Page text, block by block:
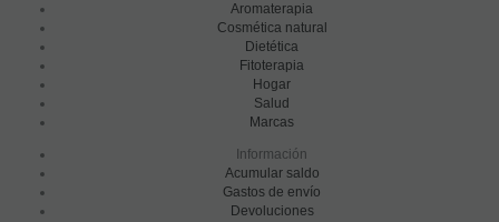
Aromaterapia
Cosmética natural
Dietética
Fitoterapia
Hogar
Salud
Marcas
Información
Acumular saldo
Gastos de envío
Devoluciones